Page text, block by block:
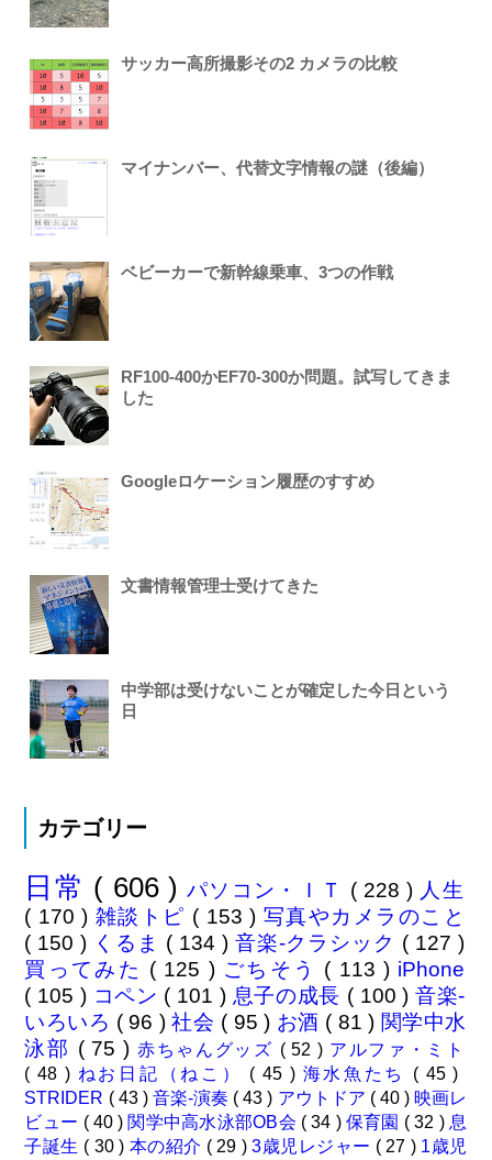
サッカー高所撮影その2 カメラの比較
マイナンバー、代替文字情報の謎（後編）
ベビーカーで新幹線乗車、3つの作戦
RF100-400かEF70-300か問題。試写してきま
した
Googleロケーション履歴のすすめ
文書情報管理士受けてきた
中学部は受けないことが確定した今日という
日
カテゴリー
日常 ( 606 )パソコン・ＩＴ ( 228 ) 人生
( 170 ) 雑談トピ ( 153 ) 写真やカメラのこと
( 150 ) くるま ( 134 ) 音楽-クラシック ( 127 )
買ってみた ( 125 ) ごちそう ( 113 ) iPhone
( 105 ) コペン ( 101 ) 息子の成長 ( 100 )音楽-
いろいろ ( 96 )社会 ( 95 ) お酒 ( 81 ) 関学中水
泳部 ( 75 ) 赤ちゃんグッズ ( 52 ) アルファ・ミト
( 48 ) ねお日記（ねこ） ( 45 ) 海水魚たち ( 45 )
STRIDER ( 43 ) 音楽-演奏 ( 43 ) アウトドア ( 40 ) 映画レ
ビュー ( 40 ) 関学中高水泳部OB会 ( 34 ) 保育園 ( 32 ) 息
子誕生 ( 30 ) 本の紹介 ( 29 )3歳児レジャー ( 27 ) 1歳児